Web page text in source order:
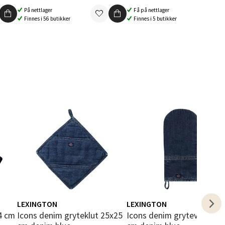
På nettlager
Finnes i 56 butikker
Få på nettlager
Finnes i 5 butikker
LEXINGTON
Icons denim gryteklut 25x25
LEXINGTON
Icons denim grytevott 16x32